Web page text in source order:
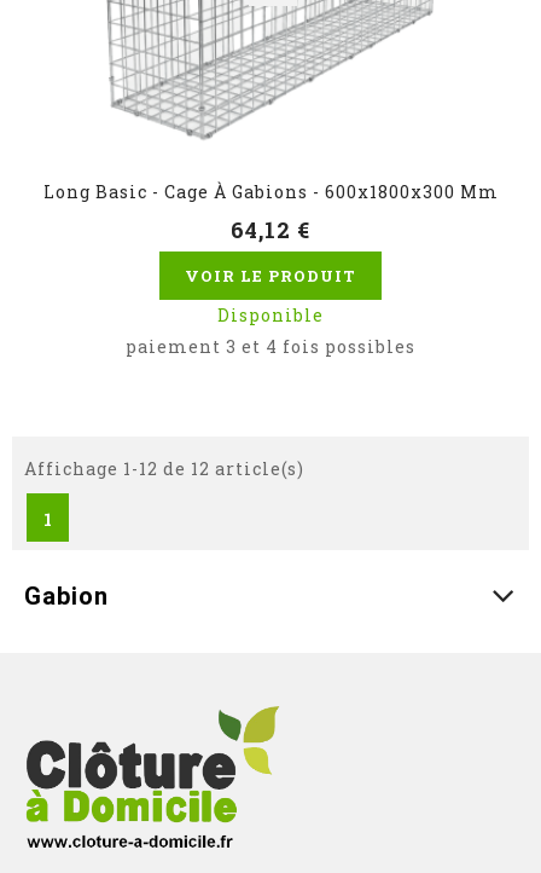
Long Basic - Cage À Gabions - 600x1800x300 Mm
64,12 €
VOIR LE PRODUIT
Disponible
paiement 3 et 4 fois possibles
Affichage 1-12 de 12 article(s)
1
Gabion